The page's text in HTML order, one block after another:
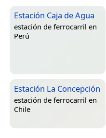
Estación Caja de Agua
estación de ferrocarril en
Perú
Estación La Concepción
estación de ferrocarril en
Chile